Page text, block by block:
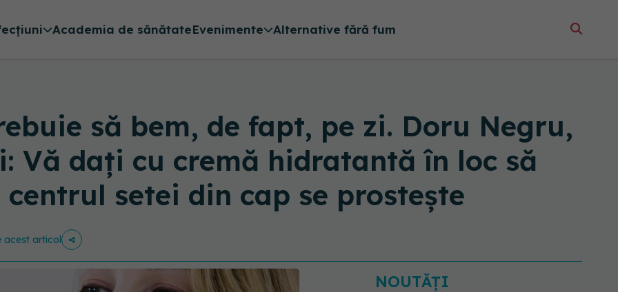
Academia de sănătateEvenimente Alternative fără fum
să bem, de fapt, pe zi. Doru Negru,
Vă dați cu cremă hidratantă în loc să
setei din cap se prostește
acest articol
NOUTĂȚI